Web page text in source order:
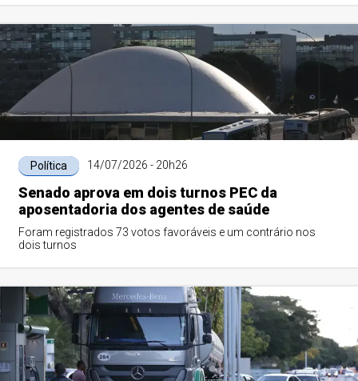
Política 14/07/2026 - 20h26
Senado aprova em dois turnos PEC da
aposentadoria dos agentes de saúde
Foram registrados 73 votos favoráveis e um contrário nos
dois turnos